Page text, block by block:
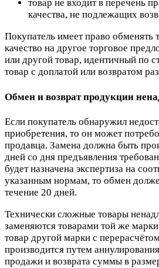
товар не входит в перечень
качества, не подлежащих
Покупатель имеет право обменять
качество на другое торговое
или другой товар, идентичный по
товар с доплатой или возвратом
Обмен и возврат продукции
Если покупатель обнаружил
приобретения, то он может
продавца. Замена должна быть
дней со дня предъявления
будет назначена экспертиза на
указанным нормам, то обмен
течение 20 дней.
Технически сложные товары
заменяются товарами той же
товар другой марки с
производится путем
продажи и возврата суммы в